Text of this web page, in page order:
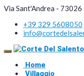
Via Sant'Andrea -
+39 329 5608050
Home
Villaggio